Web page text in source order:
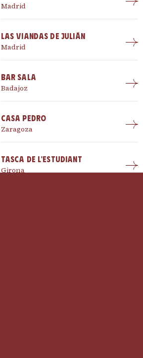
Madrid
Las viandas de Julián
Madrid
Bar Sala
Badajoz
Casa Pedro
Zaragoza
Tasca De L'Estudiant
Girona